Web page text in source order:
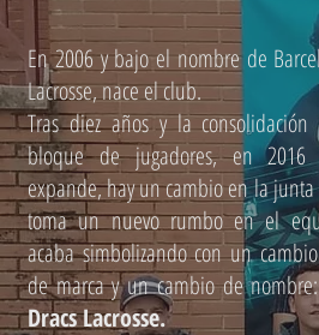
En 2006 y bajo el nombre de
Lacrosse, nace el club.
Tras diez años y la
bloque de jugadores, en
expande, hay un cambio en la junta
toma un nuevo rumbo en el
acaba simbolizando con un
de marca y un cambio de
Dracs Lacrosse.